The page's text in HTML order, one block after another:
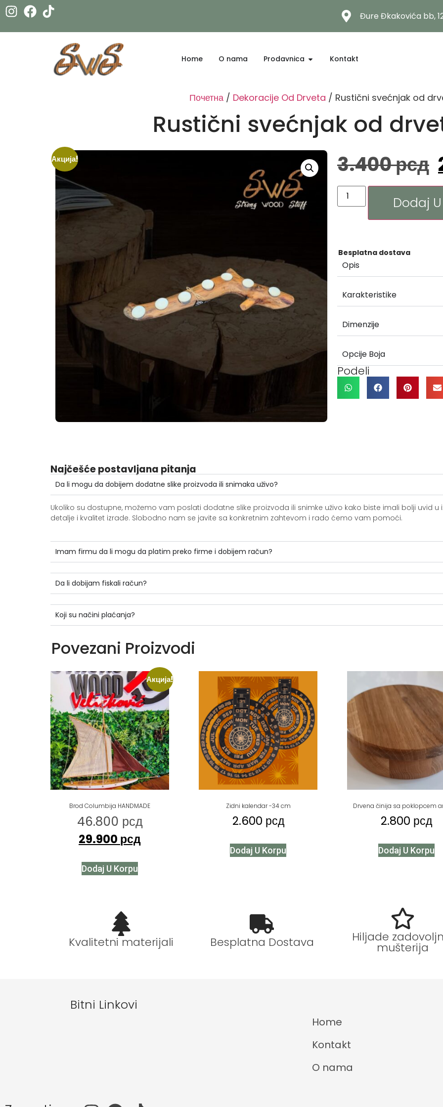
Đure Đkakovića bb,
Home O nama Prodavnica Kontakt
Почетна / Dekoracije Od Drveta / Rustični svećnjak od
Rustični svećnjak od
Акција! 3.400рсд
Dodaj
Besplatna dostava
Opis
Karakteristike
Dimenzije
Opcije Boja
Podeli
Najčešće postavljana pitanja
Da li mogu da dobijem dodatne slike proizvoda ili snimaka uživo?
Ukoliko su dostupne, možemo vam poslati dodatne slike proizvoda ili snimke uživo kako biste imali bolji uvid u
detalje i kvalitet izrade. Slobodno nam se javite sa konkretnim zahtevom i rado ćemo vam pomoći.
Imam firmu da li mogu da platim preko firme i dobijem račun?
Da li dobijam fiskali račun?
Koji su načini plaćanja?
Povezani Proizvodi
Акција!
Brod Columbija HANDMADE
46.800 рсд
29.900 рсд
Dodaj U Korpu
Zidni kalendar -34 cm
2.600 рсд
Dodaj U Korpu
Drvena činija sa poklopcem
2.800 рсд
Dodaj U Korpu
Kvalitetni materijali Besplatna Dostava Hiljade
mušterija
Bitni Linkovi
Home
Kontakt
O nama